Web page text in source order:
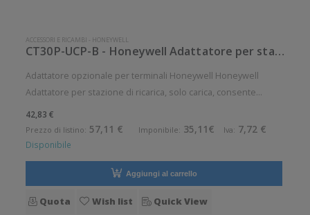
ACCESSORI E RICAMBI - HONEYWELL
CT30P-UCP-B - Honeywell Adattatore per stazione di ricarica
Adattatore opzionale per terminali Honeywell Honeywell
Adattatore per stazione di ricarica, solo carica, consente
l'utilizzo del CT30 XP con la custodia in gomma, ordinare
separatamente: stazione di ricarica, alimentatore, cavo di
alimentazione Acce
42,83 €
Prezzo di listino: 57,11 € Imponibile: 35,11€ Iva: 7,72 €
Disponibile
Aggiungi al carrello
Quota Wish list Quick View